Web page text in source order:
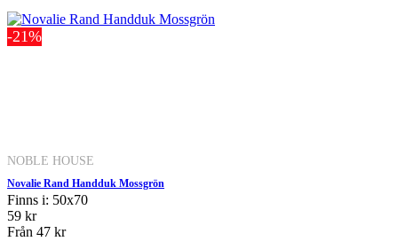
-21%
NOBLE HOUSE
Novalie Rand Handduk Mossgrön
Finns i: 50x70
59 kr
Från 47 kr